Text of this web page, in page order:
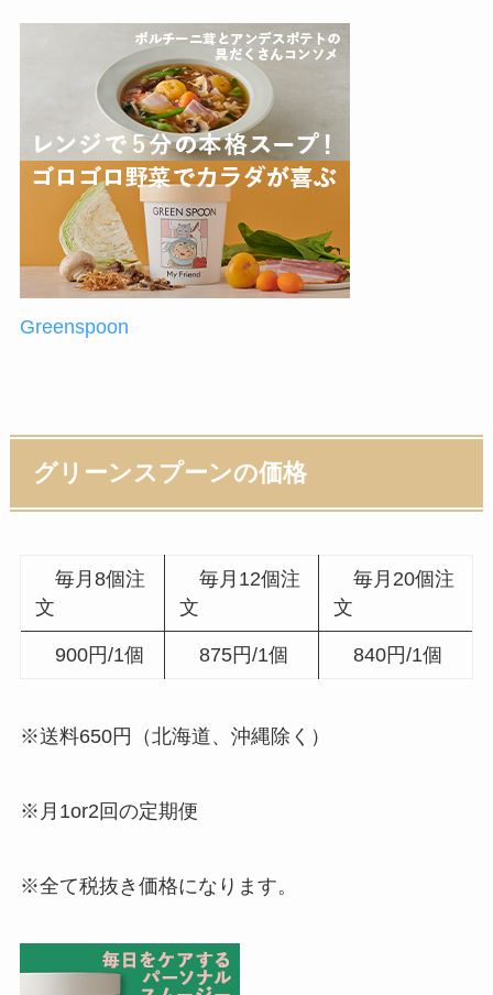
Greenspoon
グリーンスプーンの価格
毎月8個注
文
毎月12個注
文
毎月20個注
文
900円/1個 875円/1個 840円/1個
※送料650円（北海道、沖縄除く）
※月1or2回の定期便
※全て税抜き価格になります。